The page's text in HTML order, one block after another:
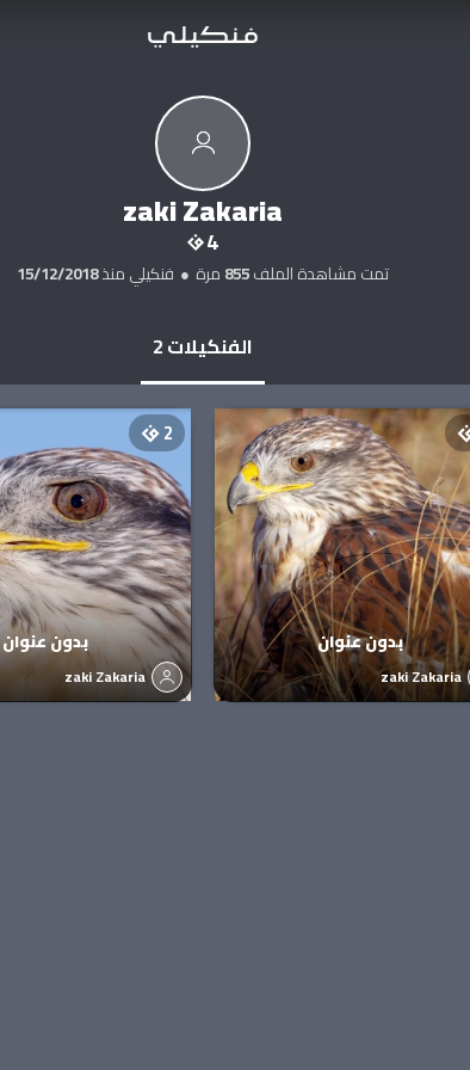
zaki Zakaria
4
تمت مشاهدة الملف855 مرة ● فنكيلي منذ15/12/2018
الفنكيلات2
بدون عنوان
zaki Zakaria
2
بدون عنوان
zaki Zakaria